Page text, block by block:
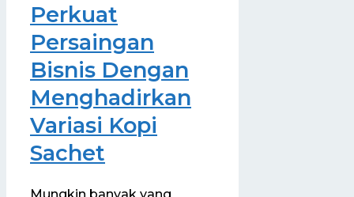
Perkuat
Persaingan
Bisnis Dengan
Menghadirkan
Variasi Kopi
Sachet